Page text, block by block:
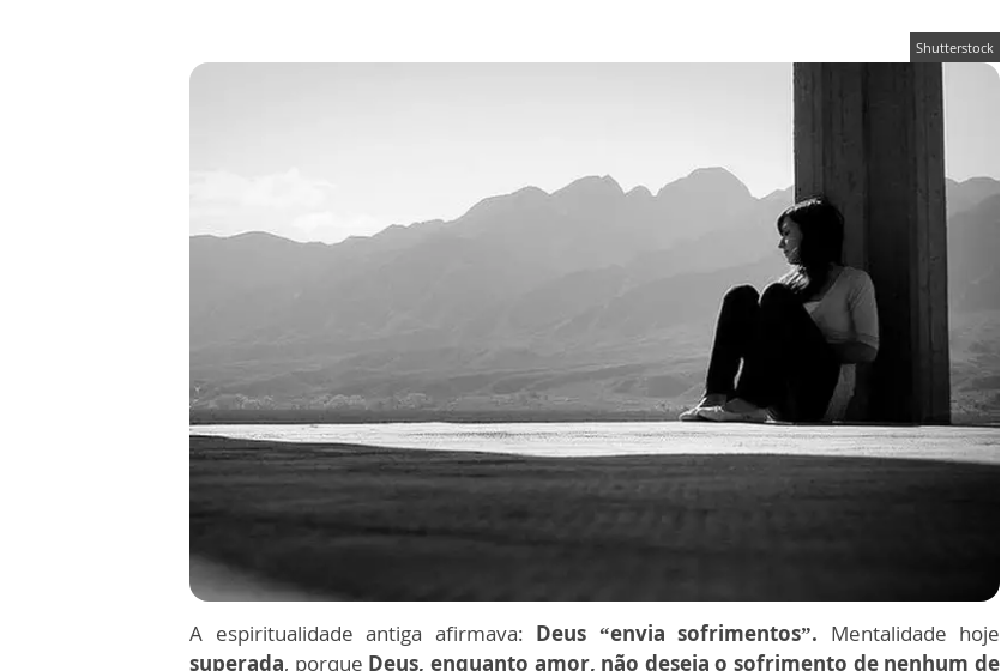
Shutterstock
A espiritualidade antiga afirmava: Deus “envia sofrimentos”. Mentalidade hoje
superada, porque Deus, enquanto amor, não deseja o sofrimento de nenhum de